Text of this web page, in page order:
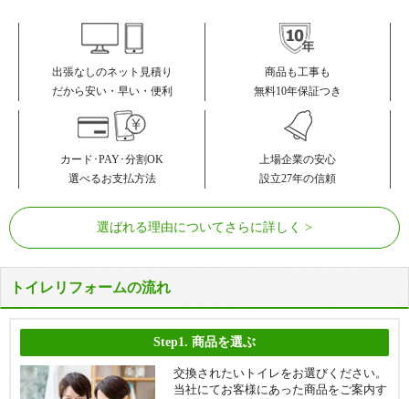
出張なしのネット見積り
だから安い・早い・便利
商品も工事も
無料10年保証つき
カード･PAY･分割OK
選べるお支払方法
上場企業の安心
設立27年の信頼
選ばれる理由についてさらに詳しく
トイレリフォームの流れ
Step1. 商品を選ぶ
交換されたいトイレをお選びください。
当社にてお客様にあった商品をご案内す